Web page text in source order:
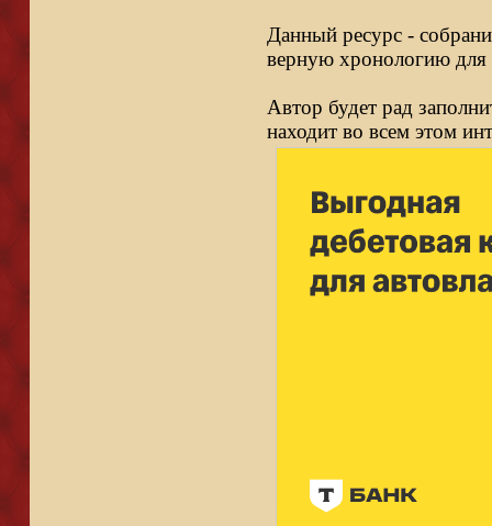
Данный ресурс -
верную хронологию для
Автор будет рад
находит во всем этом